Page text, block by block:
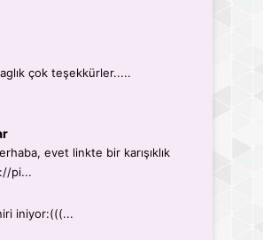
çok teşekkürler.....
evet linkte bir karışıklık
pi...
iniyor:(((...